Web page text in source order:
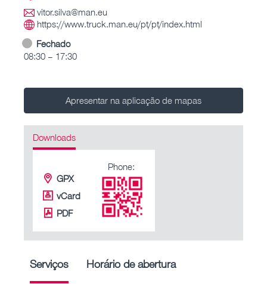
vitor.silva@man.eu
https://www.truck.man.eu/pt/pt/index.html
Fechado
08:30 – 17:30
Apresentar na aplicação de mapas
Downloads
GPX
vCard
PDF
Phone:
Serviços Horário de abertura